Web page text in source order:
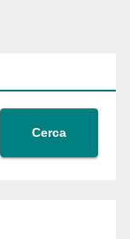
Cerca